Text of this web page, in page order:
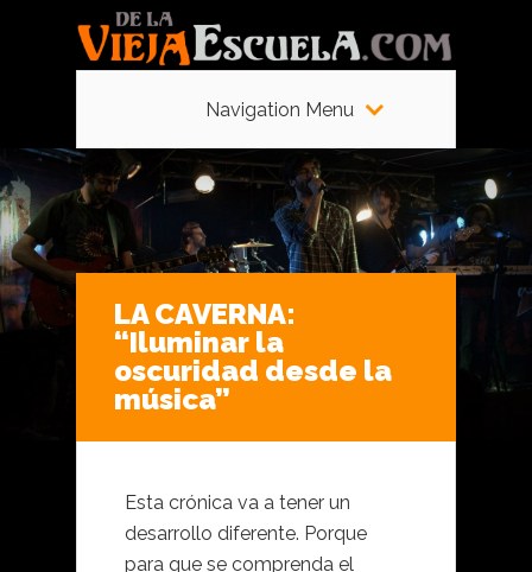
Navigation Menu
LA CAVERNA:
“Iluminar la
oscuridad desde la
música”
Esta crónica va a tener un
desarrollo diferente. Porque
para que se comprenda el